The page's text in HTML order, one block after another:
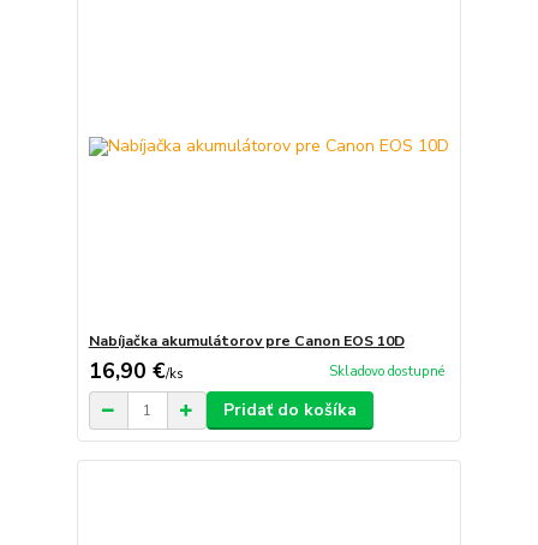
Nabíjačka akumulátorov pre Canon EOS 10D
16,90 €/ks Skladovo dostupné
Pridať do košíka